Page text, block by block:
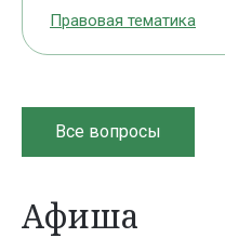
Правовая тематика
Все вопросы
Афиша